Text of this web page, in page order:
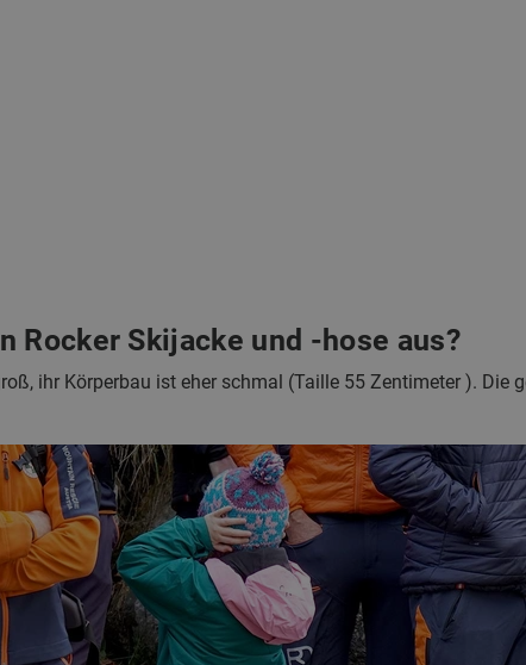
Rocker Skijacke und -hose aus?
ihr Körperbau ist eher schmal (Taille 55 Zentimeter ). Die